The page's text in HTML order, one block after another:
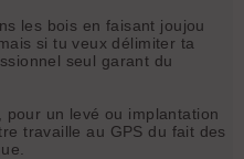
les bois en faisant joujou
si tu veux délimiter ta
seul garant du
un levé ou implantation
travaille au GPS du fait des